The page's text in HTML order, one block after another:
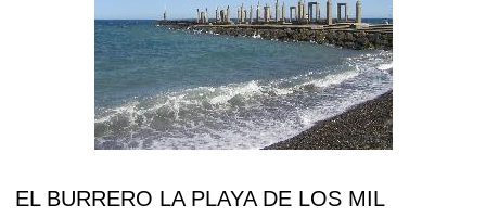
EL BURRERO LA PLAYA DE LOS MIL